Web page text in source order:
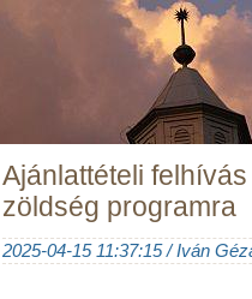
Ajánlattételi
zöldség programra
2025-04-15 11:37:15 / Iván